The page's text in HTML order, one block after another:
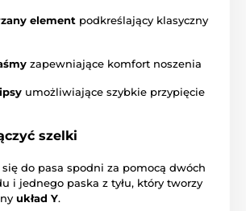
element podkreślający klasyczny
zapewniające komfort noszenia
umożliwiające szybkie przypięcie
szelki
do pasa spodni za pomocą dwóch
i jednego paska z tyłu, który tworzy
układ Y.